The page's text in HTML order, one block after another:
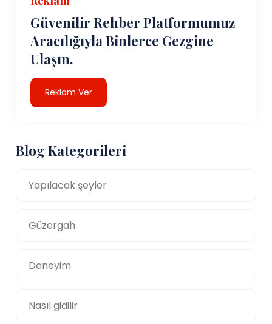
Güvenilir Rehber Platformumuz
Aracılığıyla Binlerce Gezgine
Ulaşın.
Reklam Ver
Blog Kategorileri
Yapılacak şeyler
Güzergah
Deneyim
Nasıl gidilir